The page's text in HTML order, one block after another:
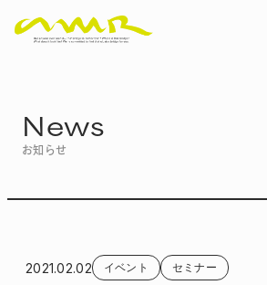
News
お知らせ
2021.02.02 イベント セミナー